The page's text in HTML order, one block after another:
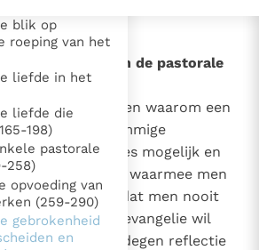
Over ons
Over RK Documenten
Meedoen
Nieuwsbrief
Gebruiksvoorwaarden
Kerk
honger vervuld
blik op
roeping van het
liefde in het
liefde die
198)
pastorale
258)
opvoeding van
(259-290)
gebrokenheid
en
in de pastorale
303)
wijze te begrijpen waarom een
in sommige
situaties mogelijk en
is er een kwestie waarmee men
houden, zodat men nooit
eisen van het evangelie wil
heeft een gedegen reflectie